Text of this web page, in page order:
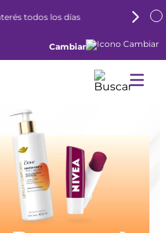
todos los días
Cambiar